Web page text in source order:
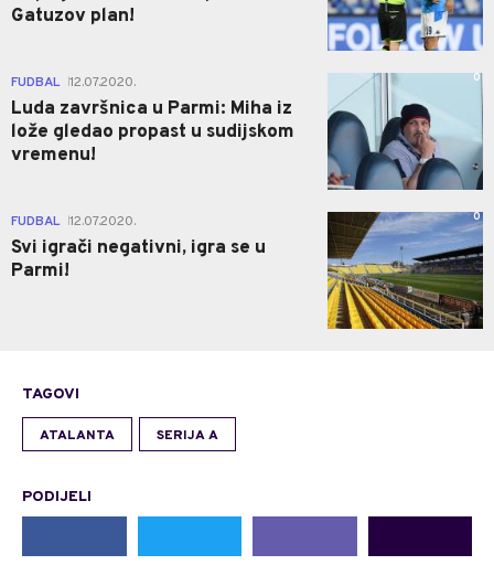
Gatuzov plan!
FUDBAL 12.07.2020.
Luda završnica u Parmi: Miha iz
lože gledao propast u sudijskom
vremenu!
0
FUDBAL 12.07.2020.
Svi igrači negativni, igra se u
Parmi!
0
TAGOVI
ATALANTA SERIJA A
PODIJELI